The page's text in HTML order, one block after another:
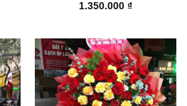
1.350.000 ₫